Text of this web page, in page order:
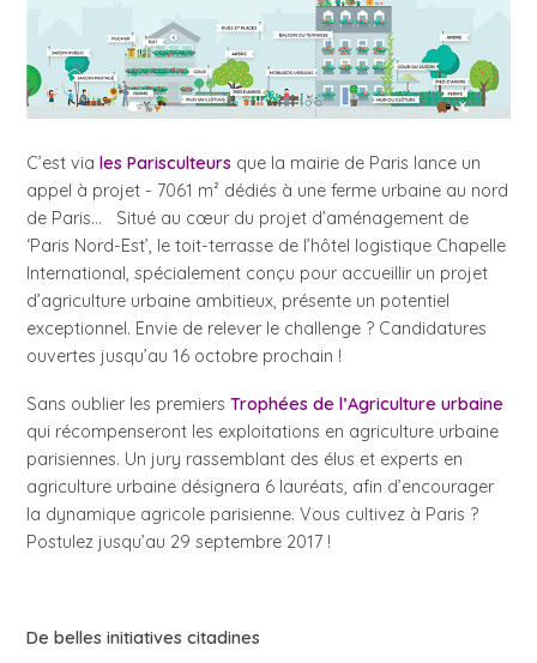
C’est viales Parisculteurs que la mairie de Paris lance un
appel à projet - 7061 m² dédiés à une ferme urbaine au nord
de Paris… Situé au cœur du projet d’aménagement de
‘Paris Nord-Est’, le toit-terrasse de l’hôtel logistique Chapelle
International, spécialement conçu pour accueillir un projet
d’agriculture urbaine ambitieux, présente un potentiel
exceptionnel. Envie de relever le challenge ? Candidatures
ouvertes jusqu’au 16 octobre prochain !
Sans oublier les premiersTrophées de l’Agriculture urbaine
qui récompenseront les exploitations en agriculture urbaine
parisiennes. Un jury rassemblant des élus et experts en
agriculture urbaine désignera 6 lauréats, afin d’encourager
la dynamique agricole parisienne. Vous cultivez à Paris ?
Postulez jusqu’au 29 septembre 2017 !
De belles initiatives citadines